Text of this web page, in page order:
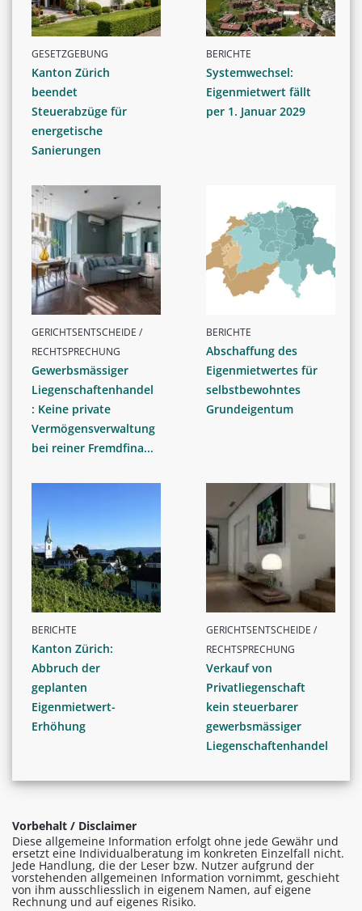
GESETZGEBUNG
Kanton Zürich
beendet
Steuerabzüge für
energetische
Sanierungen
BERICHTE
Systemwechsel:
Eigenmietwert fällt
per 1. Januar 2029
GERICHTSENTSCHEIDE /
RECHTSPRECHUNG
Gewerbsmässiger
Liegenschaftenhandel
: Keine private
Vermögensverwaltung
bei reiner Fremdfina...
BERICHTE
Abschaffung des
Eigenmietwertes für
selbstbewohntes
Grundeigentum
BERICHTE
Kanton Zürich:
Abbruch der
geplanten
Eigenmietwert-
Erhöhung
GERICHTSENTSCHEIDE /
RECHTSPRECHUNG
Verkauf von
Privatliegenschaft
kein steuerbarer
gewerbsmässiger
Liegenschaftenhandel
Vorbehalt / Disclaimer
Diese allgemeine Information erfolgt ohne jede Gewähr und
ersetzt eine Individualberatung im konkreten Einzelfall nicht.
Jede Handlung, die der Leser bzw. Nutzer aufgrund der
vorstehenden allgemeinen Information vornimmt, geschieht
von ihm ausschliesslich in eigenem Namen, auf eigene
Rechnung und auf eigenes Risiko.